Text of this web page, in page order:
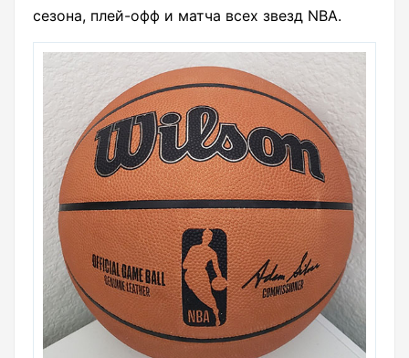
сезона, плей-офф и матча всех звезд NBA.